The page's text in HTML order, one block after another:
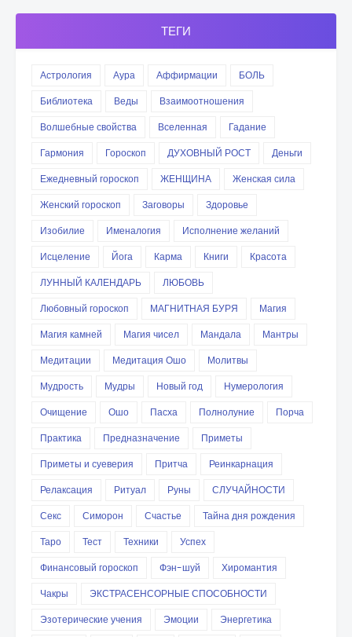
ТЕГИ
Астрология Аура Аффирмации
БОЛЬ
Библиотека
Веды
Взаимоотношения
Волшебные свойства
Вселенная
Гадание
Гармония
Гороскоп ДУХОВНЫЙ РОСТ
Деньги
Ежедневный гороскоп
ЖЕНЩИНА
Женская сила
Женский гороскоп
Заговоры
Здоровье
Изобилие
Именалогия
Исполнение желаний
Исцеление
Йога Карма Книги
Красота
ЛУННЫЙ КАЛЕНДАРЬ
ЛЮБОВЬ
Любовный гороскоп
МАГНИТНАЯ БУРЯ
Магия
Магия камней
Магия чисел Мандала
Мантры
Медитации
Медитация Ошо
Молитвы
Мудрость
Мудры Новый год
Нумерология
Очищение
Ошо Пасха Полнолуние
Порча
Практика
Предназначение
Приметы
Приметы и суеверия
Притча
Реинкарнация
Релаксация
Ритуал Руны
СЛУЧАЙНОСТИ
Секс
Симорон Счастье
Тайна дня рождения
Таро
Тест Техники
Успех
Финансовый гороскоп
Фэн-шуй
Хиромантия
Чакры
ЭКСТРАСЕНСОРНЫЕ СПОСОБНОСТИ
Эзотерические учения
Эмоции
Энергетика